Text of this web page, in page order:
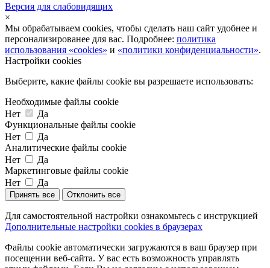
Версия для слабовидящих
×
Мы обрабатываем cookies, чтобы сделать наш сайт удобнее и
персонализированее для вас. Подробнее: политика
использования «cookies» и «политики конфиденциальности».
Настройки cookies
Выберите, какие файлы cookie вы разрешаете использовать:
Необходимые файлы cookie
Нет
Да
Функциональные файлы cookie
Нет
Да
Аналитические файлы cookie
Нет
Да
Маркетинговые файлы cookie
Нет
Да
Принять все Отклонить все
Для самостоятельной настройки ознакомьтесь с инструкцией
Дополнительные настройки cookies в браузерах
Файлы cookie автоматически загружаются в ваш браузер при
посещении веб-сайта. У вас есть возможность управлять